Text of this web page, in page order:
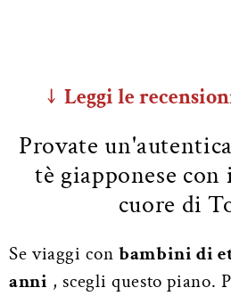
↓ Leggi le
Provate
tè giapponese
cuore di
Se viaggi con bambini di
anni , scegli questo piano.